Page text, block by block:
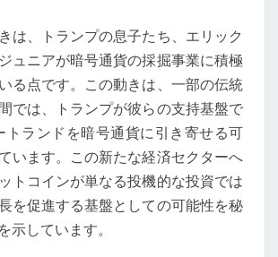
未
来
と
そ
の
意
義
は、トランプの息子たち、エリック
ュニアが暗号通貨の採掘事業に積極
る点です。この動きは、一部の伝統
では、トランプが彼らの支持基盤で
トランドを暗号通貨に引き寄せる可
います。この新たな経済セクターへ
トコインが単なる投機的な投資では
を促進する基盤としての可能性を秘
示しています。